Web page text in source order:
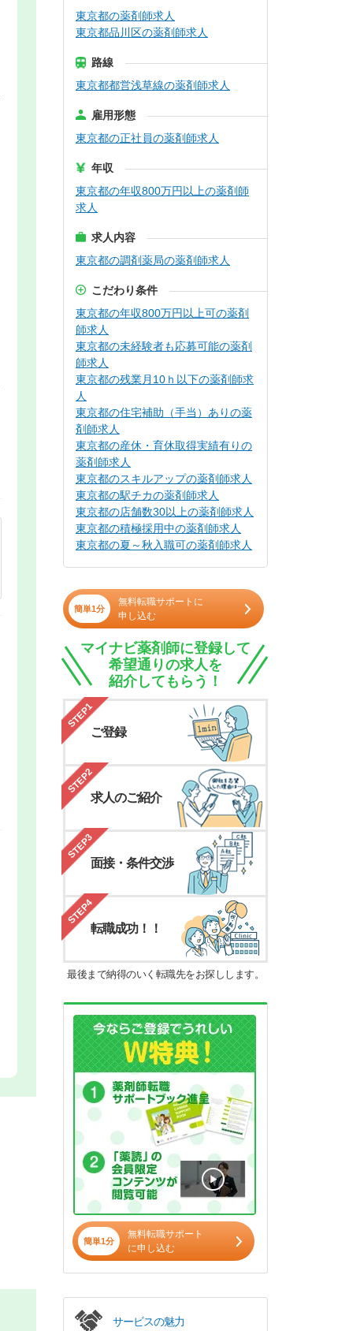
東京都の薬剤師求人
東京都品川区の薬剤師求人
路線
東京都都営浅草線の薬剤師求人
雇用形態
東京都の正社員の薬剤師求人
年収
東京都の年収800万円以上の薬剤師
求人
求人内容
東京都の調剤薬局の薬剤師求人
こだわり条件
東京都の年収800万円以上可の薬剤
師求人
東京都の未経験者も応募可能の薬剤
師求人
東京都の残業月10ｈ以下の薬剤師求
人
東京都の住宅補助（手当）ありの薬
剤師求人
東京都の産休・育休取得実績有りの
薬剤師求人
東京都のスキルアップの薬剤師求人
東京都の駅チカの薬剤師求人
東京都の店舗数30以上の薬剤師求人
東京都の積極採用中の薬剤師求人
東京都の夏～秋入職可の薬剤師求人
簡単1分
無料転職サポートに
申し込む
マイナビ薬剤師に登録して
希望通りの求人を
紹介してもらう！
STEP1
ご登録
STEP2
求人のご紹介
STEP3
面接・条件交渉
STEP4
転職成功！！
最後まで納得のいく転職先をお探しします。
簡単1分
無料転職サポート
に申し込む
サービスの魅力